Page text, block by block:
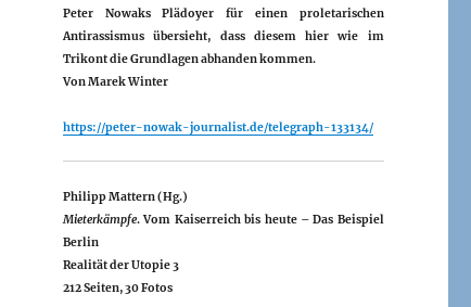
Peter Nowaks Plädoyer für einen proletarischen
Antirassismus übersieht, dass diesem hier wie im
Trikont die Grundlagen abhanden kommen.
VonMarek Winter
https://peter-nowak-journalist.de/telegraph-133134/
Philipp Mattern (Hg.)
Mieterkämpfe. Vom Kaiserreich bis heute – Das Beispiel
Berlin
Realität der Utopie 3
212 Seiten, 30 Fotos